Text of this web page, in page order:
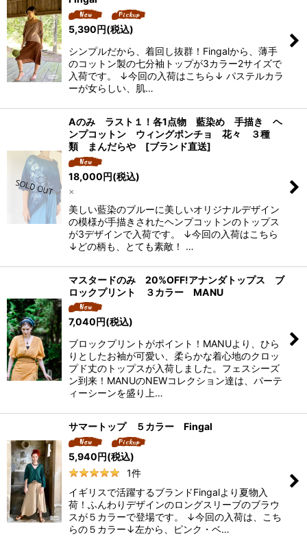
5,390円(税込)
シンプルだから、着回し抜群！Fingalから、薄手
のコットン製の七分袖トップが3カラー2サイズで
入荷です。 ↓今回の入荷はこちら↓ パステルカラ
ーが女らしい、肌…
Aのみ ラスト１！各1点物 藍染め 手描き ヘ
ンプコットン ウィングポンチョ 花々 ３種
類 まんだらや [ブランド直送]
18,000円(税込)
×
美しい藍染のブルーに美しいオリジナルデザイン
の模様が手描きされたヘンプコットンのトップス
が3デザインで入荷です。 ↓今回の入荷はこちら
↓どの柄も、とても素敵！ …
マスタードのみ 20%OFF!アナンダトップス ブ
ロックプリント ３カラー MANU
7,040円(税込)
ブロックプリントがポイント！MANUより、ひら
りとしたお袖が可愛い、柔らかな着心地のクロッ
プド丈のトップスが入荷しました。フェスシーズ
ン到来！MANUのNEWコレクション達は、パーテ
ィーシーンを盛り上…
サマートップ ５カラー Fingal
5,940円(税込)
1件
イギリスで活躍するブランドFingalより夏物入
荷！ふんわりデザインのロングスリーブのブラウ
スが５カラーで登場です。 ↓今回の入荷は、こち
らの５カラー↓左から、ピンク・ベ…